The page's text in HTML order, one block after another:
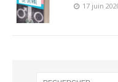
17 juin